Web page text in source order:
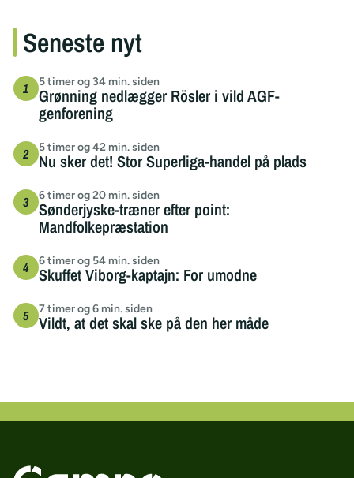
Seneste nyt
5 timer og 34 min. siden
Grønning nedlægger Rösler i vild AGF-
genforening
5 timer og 42 min. siden
Nu sker det! Stor Superliga-handel på plads
6 timer og 20 min. siden
Sønderjyske-træner efter point:
Mandfolkepræstation
6 timer og 54 min. siden
Skuffet Viborg-kaptajn: For umodne
7 timer og 6 min. siden
Vildt, at det skal ske på den her måde